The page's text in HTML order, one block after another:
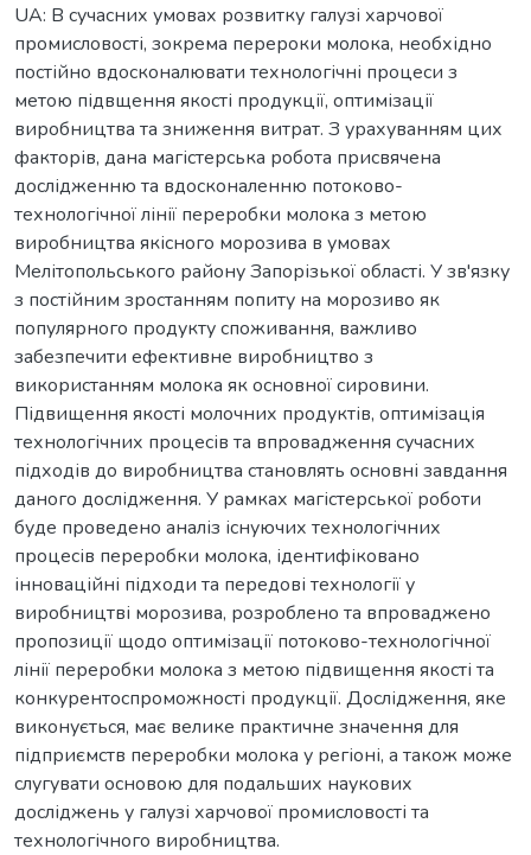
UA: В сучасних умовах розвитку галузі харчової
промисловості, зокрема перероки молока, необхідно
постійно вдосконалювати технологічні процеси з
метою підвщення якості продукції, оптимізації
виробництва та зниження витрат. З урахуванням цих
факторів, дана магістерська робота присвячена
дослідженню та вдосконаленню потоково-
технологічної лінії переробки молока з метою
виробництва якісного морозива в умовах
Мелітопольського району Запорізької області. У зв'язку
з постійним зростанням попиту на морозиво як
популярного продукту споживання, важливо
забезпечити ефективне виробництво з
використанням молока як основної сировини.
Підвищення якості молочних продуктів, оптимізація
технологічних процесів та впровадження сучасних
підходів до виробництва становлять основні завдання
даного дослідження. У рамках магістерської роботи
буде проведено аналіз існуючих технологічних
процесів переробки молока, ідентифіковано
інноваційні підходи та передові технології у
виробництві морозива, розроблено та впроваджено
пропозиції щодо оптимізації потоково-технологічної
лінії переробки молока з метою підвищення якості та
конкурентоспроможності продукції. Дослідження, яке
виконується, має велике практичне значення для
підприємств переробки молока у регіоні, а також може
слугувати основою для подальших наукових
досліджень у галузі харчової промисловості та
технологічного виробництва.